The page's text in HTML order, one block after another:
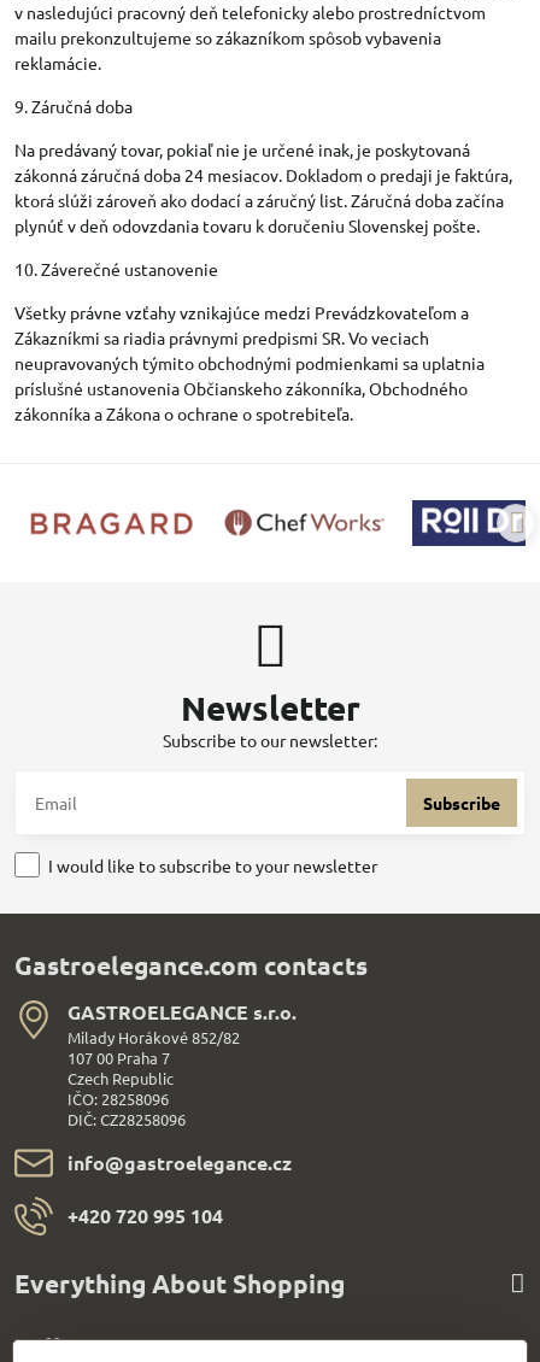
v nasledujúci pracovný deň telefonicky alebo prostredníctvom
mailu prekonzultujeme so zákazníkom spôsob vybavenia
reklamácie.
9. Záručná doba
Na predávaný tovar, pokiaľ nie je určené inak, je poskytovaná
zákonná záručná doba 24 mesiacov. Dokladom o predaji je faktúra,
ktorá slúži zároveň ako dodací a záručný list. Záručná doba začína
plynúť v deň odovzdania tovaru k doručeniu Slovenskej pošte.
10. Záverečné ustanovenie
Všetky právne vzťahy vznikajúce medzi Prevádzkovateľom a
Zákazníkmi sa riadia právnymi predpismi SR. Vo veciach
neupravovaných týmito obchodnými podmienkami sa uplatnia
príslušné ustanovenia Občianskeho zákonníka, Obchodného
zákonníka a Zákona o ochrane o spotrebiteľa.
Newsletter
Subscribe to our newsletter:
Subscribe
I would like to subscribe to your newsletter
Gastroelegance.com contacts
GASTROELEGANCE s​.r​.o​.
Milady Horákové 852/82
107 00 Praha 7
Czech Republic
IČO: 28258096
DIČ: CZ28258096
info​@gastroelegance​.cz
+420 720 995 104
Everything About Shopping
Follow us: